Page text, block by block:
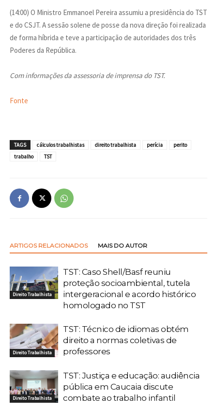
(14:00) O Ministro Emmanoel Pereira assumiu a presidência do TST
e do CSJT. A sessão solene de posse da nova direção foi realizada
de forma híbrida e teve a participação de autoridades dos três
Poderes da República.
Com informações da assessoria de imprensa do TST.
Fonte
TAGS cálculos trabalhistas direito trabalhista perícia
perito
trabalho
TST
ARTIGOS RELACIONADOS MAIS DO AUTOR
Direito Trabalhista
TST: Caso Shell/Basf reuniu
proteção socioambiental, tutela
intergeracional e acordo histórico
homologado no TST
Direito Trabalhista
TST: Técnico de idiomas obtém
direito a normas coletivas de
professores
Direito Trabalhista
TST: Justiça e educação: audiência
pública em Caucaia discute
combate ao trabalho infantil